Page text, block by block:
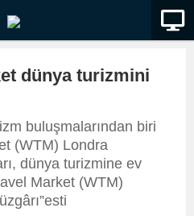
dünya turizmini
buluşmalarından biri
(WTM) Londra
dünya turizmine ev
Market (WTM)